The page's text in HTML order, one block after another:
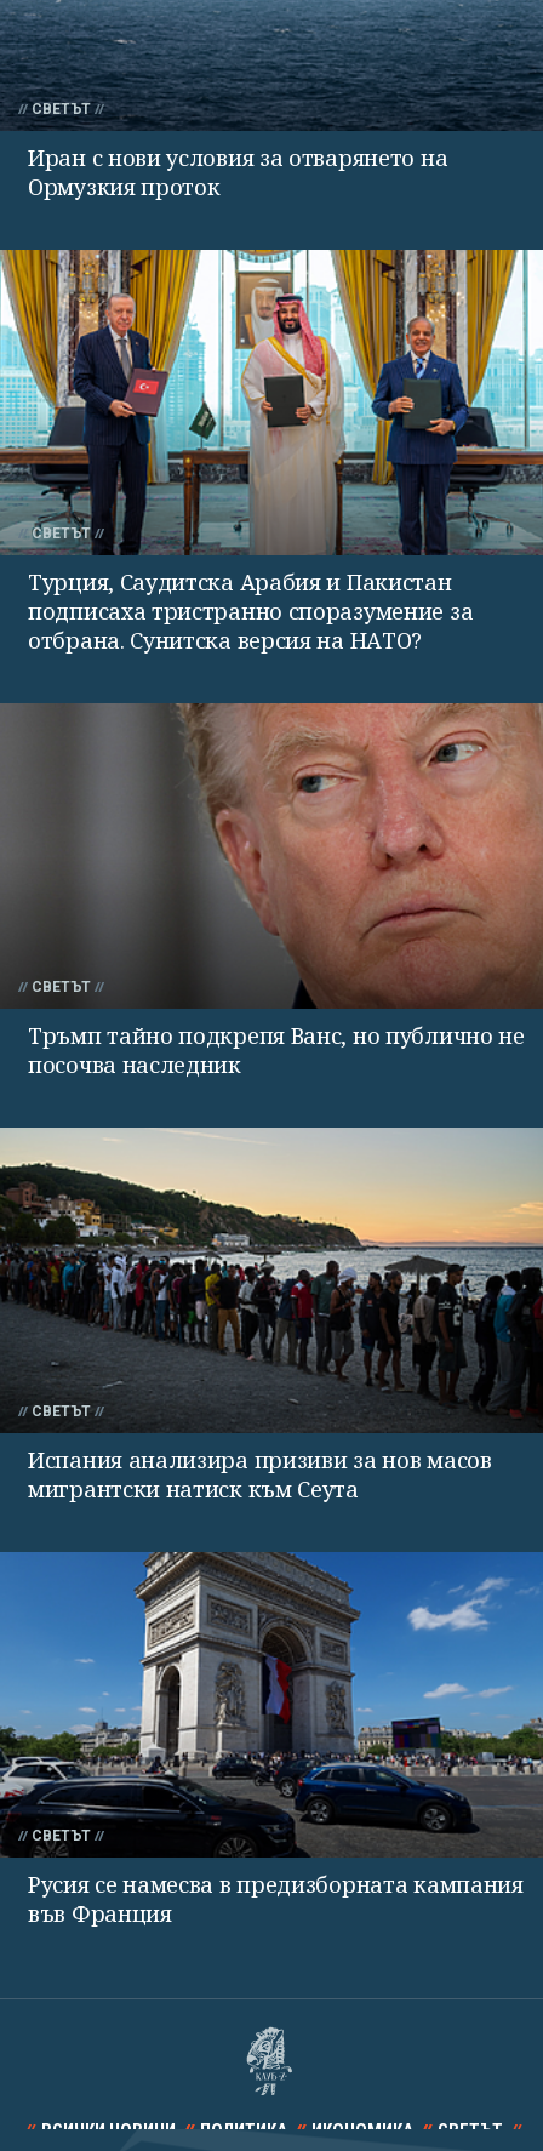
СВЕТЪТ
Иран с нови условия за отварянето на
Ормузкия проток
СВЕТЪТ
Турция, Саудитска Арабия и Пакистан
подписаха тристранно споразумение за
отбрана. Сунитска версия на НАТО?
СВЕТЪТ
Тръмп тайно подкрепя Ванс, но публично не
посочва наследник
СВЕТЪТ
Испания анализира призиви за нов масов
мигрантски натиск към Сеута
СВЕТЪТ
Русия се намесва в предизборната кампания
във Франция
ВСИЧКИ НОВИНИ ПОЛИТИКА ИКОНОМИКА СВЕТЪТ